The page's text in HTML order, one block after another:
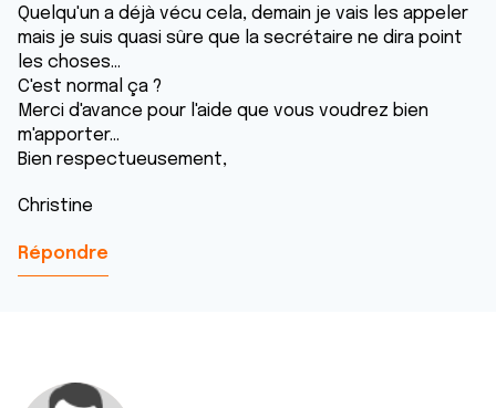
Quelqu'un a déjà vécu cela, demain je vais les appeler
mais je suis quasi sûre que la secrétaire ne dira point
les choses...
C'est normal ça ?
Merci d'avance pour l'aide que vous voudrez bien
m'apporter...
Bien respectueusement,
Christine
Répondre